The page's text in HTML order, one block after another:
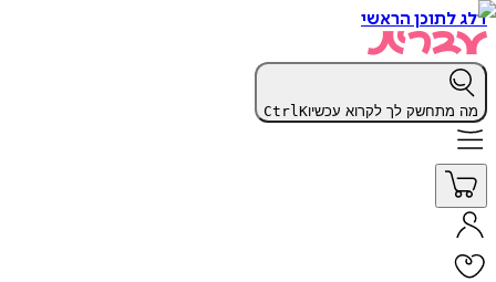
דלג לתוכן הראשי
מה מתחשק לך לקרוא עכשיו CtrlK